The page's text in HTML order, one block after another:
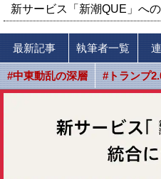
新サービス「新潮QUE」へ
最新記事 執筆者一覧
#中東動乱の深層 #トランプ